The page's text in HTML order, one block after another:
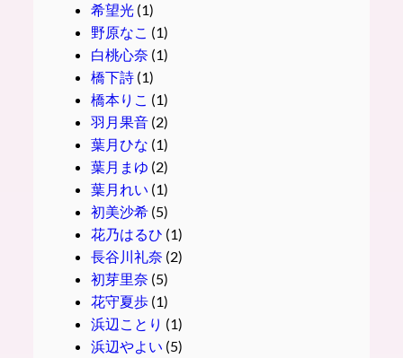
希望光(1)
野原なこ (1)
白桃心奈 (1)
橋下詩(1)
橋本りこ (1)
羽月果音(2)
葉月ひな (1)
葉月まゆ (2)
葉月れい (1)
初美沙希(5)
花乃はるひ (1)
長谷川礼奈 (2)
初芽里奈 (5)
花守夏歩(1)
浜辺ことり (1)
浜辺やよい (5)